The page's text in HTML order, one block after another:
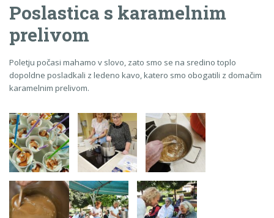
Poslastica s karamelnim
prelivom
Poletju počasi mahamo v slovo, zato smo se na sredino toplo
dopoldne posladkali z ledeno kavo, katero smo obogatili z domačim
karamelnim prelivom.